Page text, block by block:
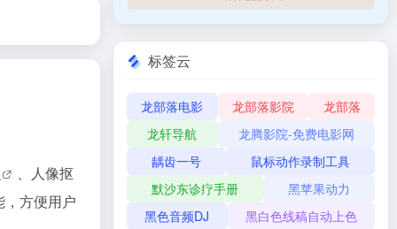
、 人像抠
方便用户
标签云
龙部落电影 龙部落影院
龙部落
龙轩导航
龙腾影院-免费电影网
龋齿一号
鼠标动作录制工具
默沙东诊疗手册
黑苹果动力
黑色音频DJ
黑白色线稿自动上色